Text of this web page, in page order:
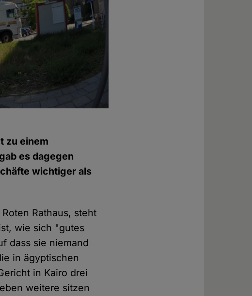
zu einem
es dagegen
wichtiger als
Rathaus, steht
wie sich "gutes
dass sie niemand
in ägyptischen
in Kairo drei
weitere sitzen